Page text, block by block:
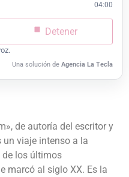
04:00
Detener
Una solución de Agencia La Tecla
de autoría del escritor y
un viaje intenso a la
de los últimos
marcó al siglo XX. Es la